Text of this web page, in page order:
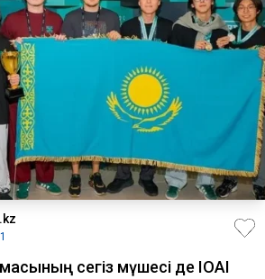
сегіз мүшесі де IOAI